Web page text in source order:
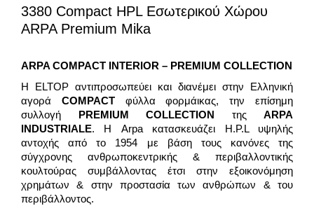
3380 Compact HPL Εσωτερικού Χώρου
ARPA Premium Mika
ARPA COMPACT INTERIOR – PREMIUM COLLECTION
H ELTOP αντιπροσωπεύει και διανέμει στην Ελληνική
αγορά COMPACTφύλλα φορμάικας, την επίσημη
συλλογή PREMIUM COLLECTION της ARPA
INDUSTRIALE. Η Arpa κατασκευάζει H.P.L υψηλής
αντοχής από το 1954 με βάση τους κανόνες της
σύγχρονης ανθρωποκεντρικής & περιβαλλοντικής
κουλτούρας συμβάλλοντας έτσι στην εξοικονόμηση
χρημάτων & στην προστασία των ανθρώπων & του
περιβάλλοντος.